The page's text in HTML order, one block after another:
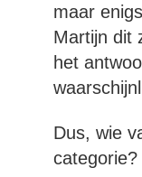
maar
Martijn dit
het
Dus, wie
categorie?